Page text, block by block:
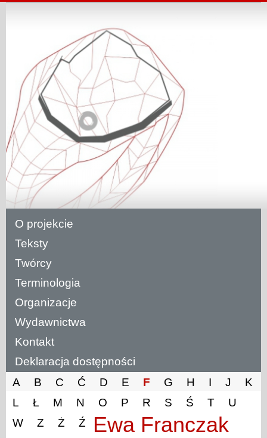
O projekcie
Teksty
Twórcy
Terminologia
Organizacje
Wydawnictwa
Kontakt
Deklaracja dostępności
A
B C Ć D E F G H I J
K
L
Ł M N O P R S Ś T
U
W
Z Ż Ź Ewa Franczak